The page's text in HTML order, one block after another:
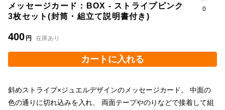
メッセージカード：BOX - ストライプピンク
3枚セット(封筒・組立て説明書付き)
400 円 在庫あり
0
カートに入れる
斜めストライプ×ジュエルデザインのメッセージカード。 中面の
色の通りに切れ込みを入れ、 両面テープやのりなどで接着して組